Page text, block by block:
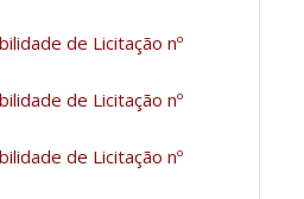
de Licitação nº
de Licitação nº
de Licitação nº